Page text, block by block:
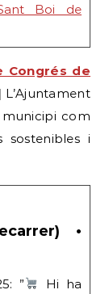
Boi de
Congrés de
L’Ajuntament
com
i
•
”
Hi ha